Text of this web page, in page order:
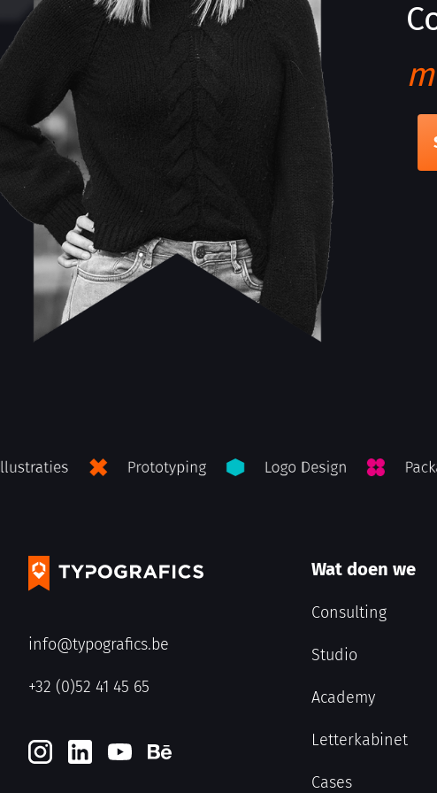
info@typografics.be
+32 (0)52 41 45 65
Wat doen we
Consulting
Studio
Academy
Letterkabinet
Cases